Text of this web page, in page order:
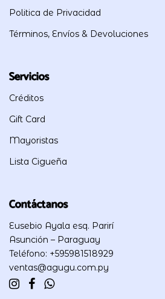
Politica de Privacidad
Términos, Envíos & Devoluciones
Servicios
Créditos
Gift Card
Mayoristas
Lista Cigueña
Contáctanos
Eusebio Ayala esq. Parirí
Asunción – Paraguay
Teléfono: +595981518929
ventas@agugu.com.py